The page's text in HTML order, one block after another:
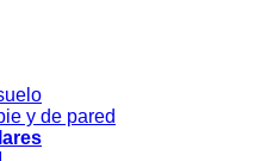
y de pared